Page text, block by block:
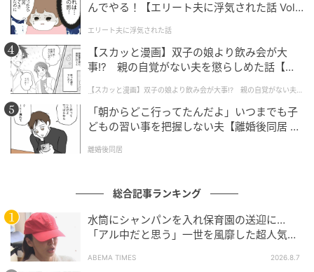
ゆうゆうtime
実は我が家は平和
んでやる！【エリート夫に浮気された話 Vol.
エリート夫に浮気された話
【スカッと漫画】双子の娘より飲み会が大
事!? 親の自覚がない夫を懲らしめた話【第1
【スカッと漫画】双子の娘より飲み会が大事!? 親の自覚がない夫を
懲らしめた話
「朝からどこ行ってたんだよ」いつまでも子
どもの習い事を把握しない夫【離婚後同居 Vo
離婚後同居
総合記事ランキング
水筒にシャンパンを入れ保育園の送迎に…
「アル中だと思う」一世を風靡した超人気タ
ABEMA TIMES 2026.8.7